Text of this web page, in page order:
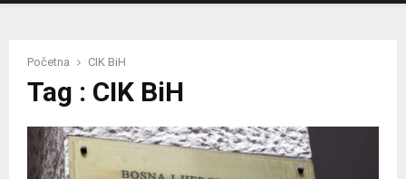
Početna CIK BiH
Tag : CIK BiH